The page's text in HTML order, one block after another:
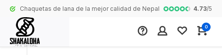
Chaquetas de lana de la mejor calidad de Nepal Colección
4.73/5
0